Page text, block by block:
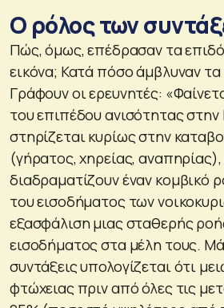
Ο ρόλος των
Πώς, όμως, επέδρασαν τα
εικόνα; Κατά πόσο άμβλυναν
Γράφουν οι ερευνητές:
του επιπέδου ανισότητας
στηρίζεται κυρίως στην
(γήρατος, χηρείας,
διαδραματίζουν έναν κομβικό
του εισοδήματος των
εξασφάλιση μιας σταθερής
εισοδήματος στα μέλη τους.
συντάξεις υπολογίζεται ότι
φτώχειας πριν από όλες τις